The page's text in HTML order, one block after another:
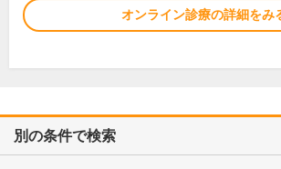
オンライン診療の詳細をみ
別の条件で検索